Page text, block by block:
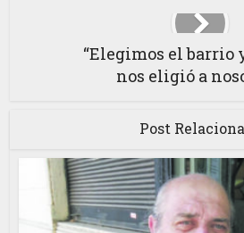
“Elegimos el barrio
nos eligió a
Post